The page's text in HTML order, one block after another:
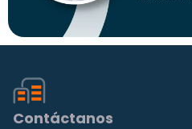
Contáctanos